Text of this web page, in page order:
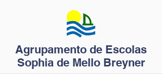
Agrupamento de Escolas
Sophia de Mello Breyner